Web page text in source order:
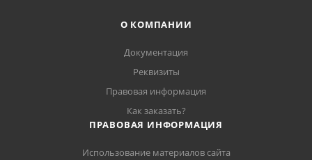
О КОМПАНИИ
Документация
Реквизиты
Правовая информация
Как заказать?
ПРАВОВАЯ ИНФОРМАЦИЯ
Использование материалов сайта